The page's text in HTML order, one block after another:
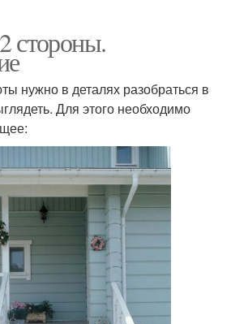
стороны.
нужно в деталях разобраться в
Для этого необходимо